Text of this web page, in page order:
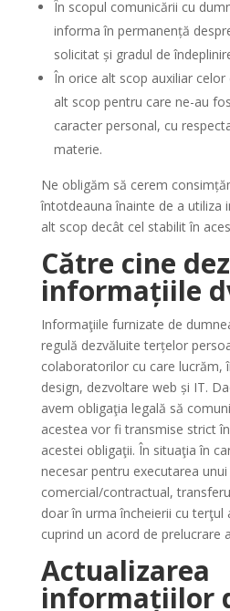
În scopul comunicării cu
informa în permanență
solicitat și gradul de
În orice alt scop auxiliar
alt scop pentru care ne-au
caracter personal, cu
materie.
Ne obligăm să cerem
întotdeauna înainte de a utiliza
alt scop decât cel stabilit în
Către cine
informațiile
Informaţiile furnizate de
regulă dezvăluite terțelor
colaboratorilor cu care lucrăm,
design, dezvoltare web și IT.
avem obligaţia legală să
acestea vor fi transmise strict
acestei obligaţii. În situaţia în
necesar pentru executarea
comercial/contractual,
doar în urma încheierii cu terţul
cuprind un acord de prelucrare
Actualizarea
informațiilor